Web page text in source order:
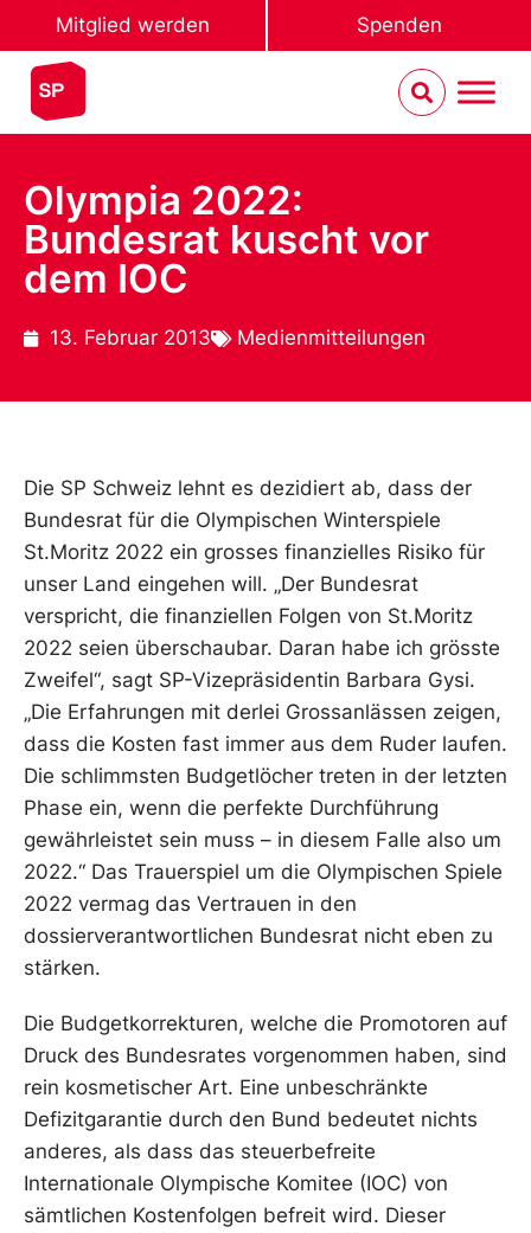
Mitglied werden Spenden
Olympia 2022:
Bundesrat kuscht vor
dem IOC
13. Februar 2013 Medienmitteilungen
Die SP Schweiz lehnt es dezidiert ab, dass der
Bundesrat für die Olympischen Winterspiele
St.Moritz 2022 ein grosses finanzielles Risiko für
unser Land eingehen will. „Der Bundesrat
verspricht, die finanziellen Folgen von St.Moritz
2022 seien überschaubar. Daran habe ich grösste
Zweifel“, sagt SP-Vizepräsidentin Barbara Gysi.
„Die Erfahrungen mit derlei Grossanlässen zeigen,
dass die Kosten fast immer aus dem Ruder laufen.
Die schlimmsten Budgetlöcher treten in der letzten
Phase ein, wenn die perfekte Durchführung
gewährleistet sein muss – in diesem Falle also um
2022.“ Das Trauerspiel um die Olympischen Spiele
2022 vermag das Vertrauen in den
dossierverantwortlichen Bundesrat nicht eben zu
stärken.
Die Budgetkorrekturen, welche die Promotoren auf
Druck des Bundesrates vorgenommen haben, sind
rein kosmetischer Art. Eine unbeschränkte
Defizitgarantie durch den Bund bedeutet nichts
anderes, als dass das steuerbefreite
Internationale Olympische Komitee (IOC) von
sämtlichen Kostenfolgen befreit wird. Dieser